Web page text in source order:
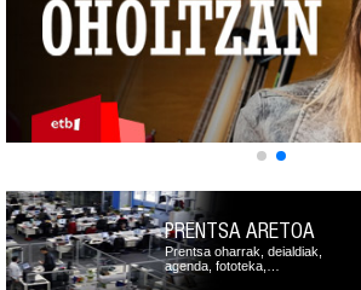
PRENTSA ARETOA
Prentsa oharrak, deialdiak,
agenda, fototeka,…